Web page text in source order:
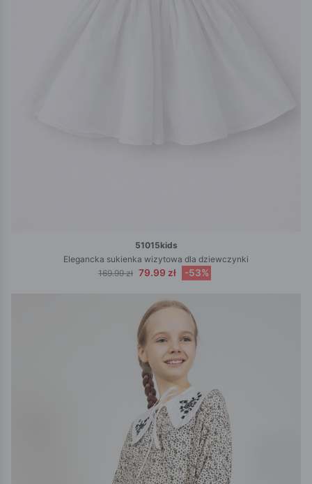
51015kids
Elegancka sukienka wizytowa dla dziewczynki
169.99 zł 79.99 zł -53%